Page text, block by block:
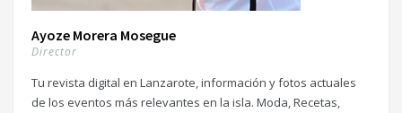
Ayoze Morera Mosegue
Director
Tu revista digital en Lanzarote, información y fotos actuales
de los eventos más relevantes en la isla. Moda, Recetas,